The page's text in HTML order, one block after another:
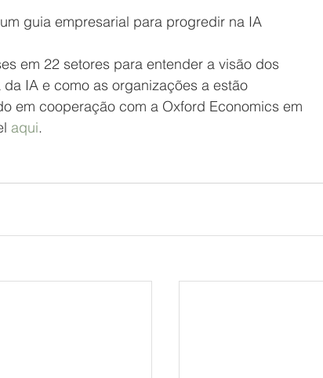
guia empresarial para progredir na IA
em 22 setores para entender a visão dos
IA ​​e como as organizações a estão
em cooperação com a Oxford Economics em
aqui.